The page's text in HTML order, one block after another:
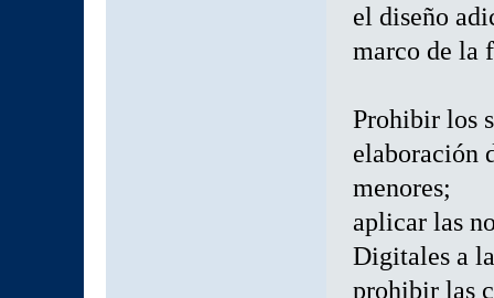
el diseño
marco de la
Prohibir los
elaboración
menores;
aplicar las
Digitales a
prohibir las